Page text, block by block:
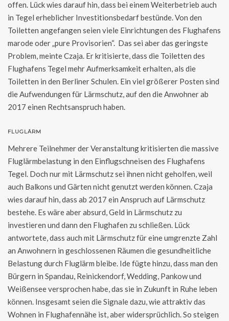
offen. Lück wies darauf hin, dass bei einem Weiterbetrieb auch
in Tegel erheblicher Investitionsbedarf bestünde. Von den
Toiletten angefangen seien viele Einrichtungen des Flughafens
marode oder „pure Provisorien“. Das sei aber das geringste
Problem, meinte Czaja. Er kritisierte, dass die Toiletten des
Flughafens Tegel mehr Aufmerksamkeit erhalten, als die
Toiletten in den Berliner Schulen. Ein viel größerer Posten sind
die Aufwendungen für Lärmschutz, auf den die Anwohner ab
2017 einen Rechtsanspruch haben.
FLUGLÄRM
Mehrere Teilnehmer der Veranstaltung kritisierten die massive
Fluglärmbelastung in den Einflugschneisen des Flughafens
Tegel. Doch nur mit Lärmschutz sei ihnen nicht geholfen, weil
auch Balkons und Gärten nicht genutzt werden können. Czaja
wies darauf hin, dass ab 2017 ein Anspruch auf Lärmschutz
bestehe. Es wäre aber absurd, Geld in Lärmschutz zu
investieren und dann den Flughafen zu schließen. Lück
antwortete, dass auch mit Lärmschutz für eine umgrenzte Zahl
an Anwohnern in geschlossenen Räumen die gesundheitliche
Belastung durch Fluglärm bleibe. Ide fügte hinzu, dass man den
Bürgern in Spandau, Reinickendorf, Wedding, Pankow und
Weißensee versprochen habe, das sie in Zukunft in Ruhe leben
können. Insgesamt seien die Signale dazu, wie attraktiv das
Wohnen in Flughafennähe ist, aber widersprüchlich. So steigen